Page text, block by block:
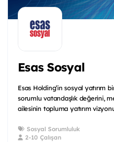
Esas Sosyal
Esas Holding’in sosyal yatırım
sorumlu vatandaşlık değerini,
ailesinin topluma yatırım
Sosyal Sorumluluk
2-10 Çalışan